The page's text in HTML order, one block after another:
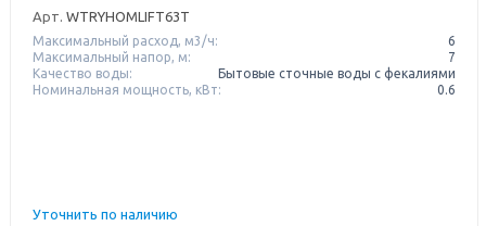
Арт. WTRYHOMLIFT63T
Максимальный расход, м3/ч:
6
Максимальный напор, м:
7
Качество воды:
Бытовые сточные воды с фекалиями
Номинальная мощность, кВт:
0.6
Уточнить по наличию